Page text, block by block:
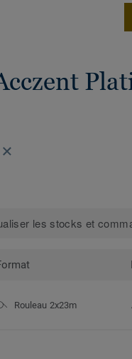
les stocks et
Rouleau 2x23m